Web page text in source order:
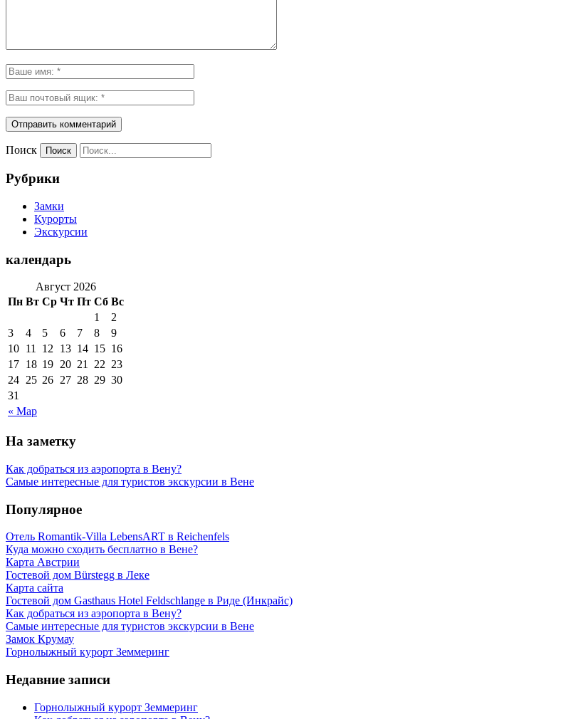
Поиск
Рубрики
Замки
Курорты
Экскурсии
календарь
Август 2026
Пн Вт Ср Чт Пт Сб Вс
« Мар
1
2
3
4 5 6 7 8
9
10 11 12 13 14 15 16
17 18 19 20 21 22 23
24 25 26 27 28 29 30
31
На заметку
Как добраться из аэропорта в Вену?
Самые интересные для туристов экскурсии в Вене
Популярное
Отель Romantik-Villa LebensART в Reichenfels
Куда можно сходить бесплатно в Вене?
Карта Австрии
Гостевой дом Bürstegg в Леке
Карта сайта
Гостевой дом Gasthaus Hotel Feldschlange в Риде (Инкрайс)
Как добраться из аэропорта в Вену?
Самые интересные для туристов экскурсии в Вене
Замок Крумау
Горнолыжный курорт Земмеринг
Недавние записи
Горнолыжный курорт Земмеринг